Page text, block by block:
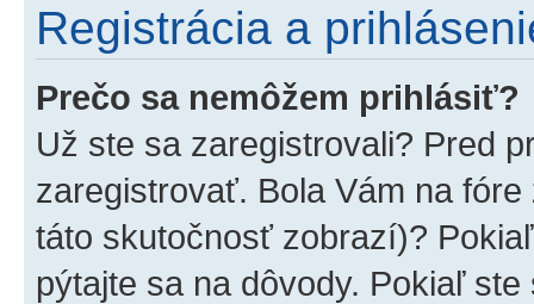
Registrácia a
Prečo sa nemôžem prihlásiť?
Už ste sa zaregistrovali? Pred
zaregistrovať. Bola Vám na
táto skutočnosť zobrazí)?
pýtajte sa na dôvody. Pokiaľ